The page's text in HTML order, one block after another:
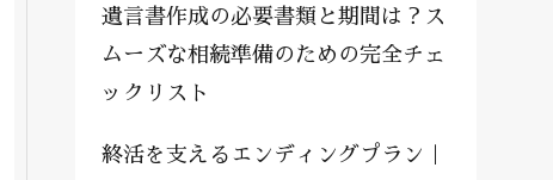
遺言書作成の必要書類と期間は？ス
ムーズな相続準備のための完全チェ
ックリスト
終活を支えるエンディングプラン｜